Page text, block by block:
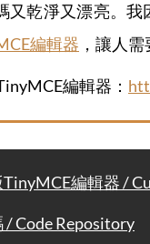
又乾淨又漂亮。
編輯器 ，讓人
編輯器：
編輯器 /
/ Code Repository